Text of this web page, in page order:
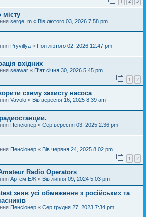
місту
serge_m « Вів лютого 03, 2026 7:58 pm
Pryvillya « Пон лютого 02, 2026 12:47 pm
вхідних
seawar « П'ят січня 30, 2026 5:45 pm
1 2
схему захисту насоса
Vavolo « Вів вересня 16, 2025 8:39 am
Пенсіонер « Сер вересня 03, 2025 2:36 pm
Пенсіонер « Вів червня 24, 2025 8:02 pm
1 2
Radio Operators
Артем ЕЖ « Вів липня 09, 2024 5:03 pm
зняв усі обмеження з російських та
Пенсіонер « Сер грудня 27, 2023 7:34 pm